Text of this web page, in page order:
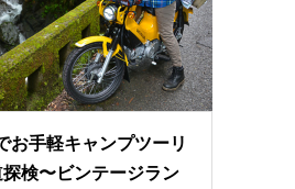
お手軽キャンプツーリ
検〜ビンテージラン